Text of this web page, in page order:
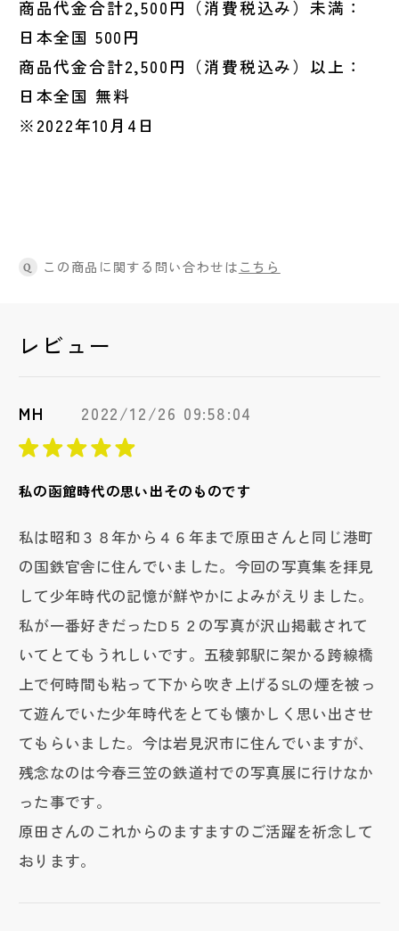
商品代金合計2,500円（消費税込み）未満：
日本全国 500円
商品代金合計2,500円（消費税込み）以上：
日本全国 無料
※2022年10月4日
Q この商品に関する問い合わせはこちら
レビュー
MH 2022/12/26 09:58:04
私の函館時代の思い出そのものです
私は昭和３８年から４６年まで原田さんと同じ港町
の国鉄官舎に住んでいました。今回の写真集を拝見
して少年時代の記憶が鮮やかによみがえりました。
私が一番好きだったD５２の写真が沢山掲載されて
いてとてもうれしいです。五稜郭駅に架かる跨線橋
上で何時間も粘って下から吹き上げるSLの煙を被っ
て遊んでいた少年時代をとても懐かしく思い出させ
てもらいました。今は岩見沢市に住んでいますが、
残念なのは今春三笠の鉄道村での写真展に行けなか
った事です。
原田さんのこれからのますますのご活躍を祈念して
おります。